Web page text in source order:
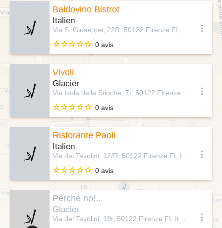
Baldovino Bistrot
Italien
0 avis
Vivoli
Glacier
0 avis
Ristorante Paoli
Italien
0 avis
Perché no!...
Glacier